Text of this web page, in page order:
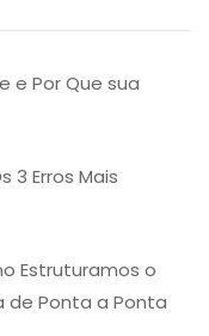
e Por Que sua
3 Erros Mais
Estruturamos o
de Ponta a Ponta